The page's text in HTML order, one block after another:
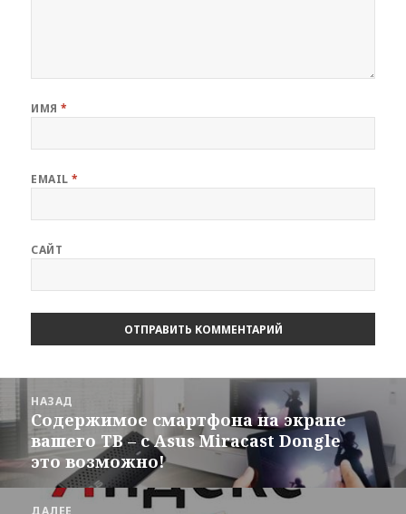
ИМЯ*
EMAIL*
САЙТ
по
записям
НАЗАД
Предыдущая
запись:
Содержимое смартфона на экране
вашего ТВ – с Asus Miracast Dongle
это возможно!